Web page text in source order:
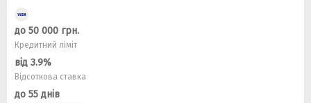
до 50 000 грн.
Кредитний ліміт
від 3.9%
Відсоткова ставка
до 55 днів